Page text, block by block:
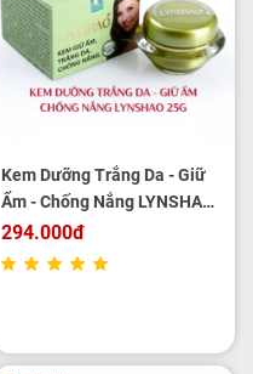
Kem Dưỡng Trắng Da - Giữ
Ẩm - Chống Nắng LYNSHAO
25g
294.000đ